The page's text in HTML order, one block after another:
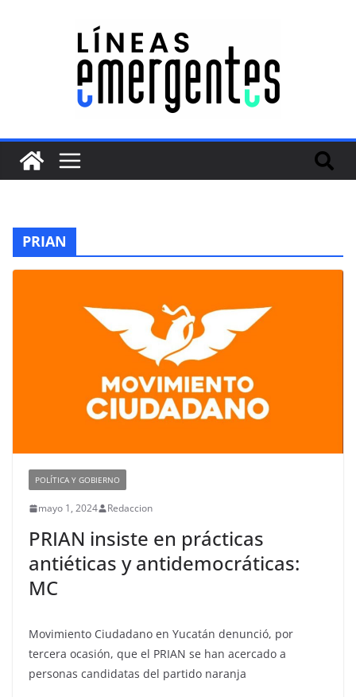
PRIAN
POLÍTICA Y GOBIERNO
mayo 1, 2024 Redaccion
PRIAN insiste en prácticas
antiéticas y antidemocráticas:
MC
Movimiento Ciudadano en Yucatán denunció, por
tercera ocasión, que el PRIAN se han acercado a
personas candidatas del partido naranja